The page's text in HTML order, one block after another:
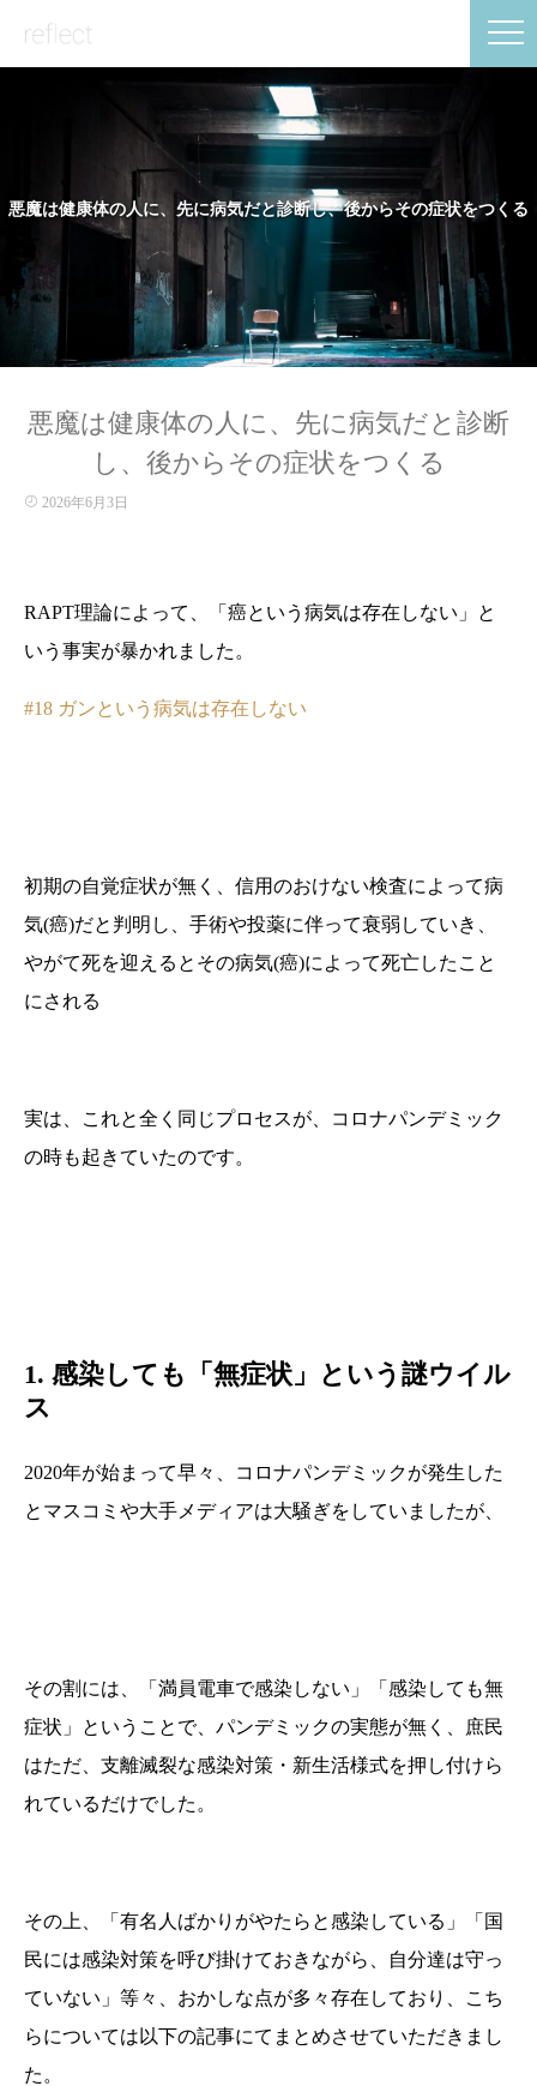
悪魔は健康体の人に、先に病気だと診断し、後からその症状をつくる
悪魔は健康体の人に、先に病気だと診断
し、後からその症状をつくる
2026年6月3日
RAPT理論によって、「癌という病気は存在しない」と
いう事実が暴かれました。
#18 ガンという病気は存在しない
初期の自覚症状が無く、信用のおけない検査によって病
気(癌)だと判明し、手術や投薬に伴って衰弱していき、
やがて死を迎えるとその病気(癌)によって死亡したこと
にされる
実は、これと全く同じプロセスが、コロナパンデミック
の時も起きていたのです。
1. 感染しても「無症状」という謎ウイル
ス
2020年が始まって早々、コロナパンデミックが発生した
とマスコミや大手メディアは大騒ぎをしていましたが、
その割には、「満員電車で感染しない」「感染しても無
症状」ということで、パンデミックの実態が無く、庶民
はただ、支離滅裂な感染対策・新生活様式を押し付けら
れているだけでした。
その上、「有名人ばかりがやたらと感染している」「国
民には感染対策を呼び掛けておきながら、自分達は守っ
ていない」等々、おかしな点が多々存在しており、こち
らについては以下の記事にてまとめさせていただきまし
た。